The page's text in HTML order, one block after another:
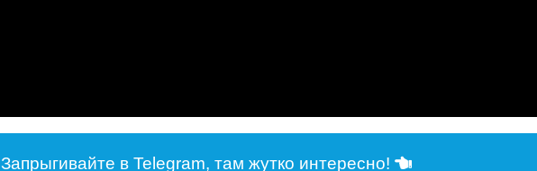
Запрыгивайте в Telegram, там жутко интересно!